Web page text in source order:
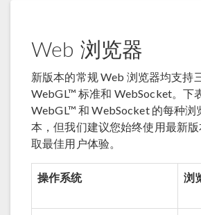
Web 浏览器
新版本的常规 Web 浏览器均支持
WebGL™ 标准和 WebSocket。下
WebGL™ 和 WebSocket 的每种浏
本，但我们建议您始终使用最新
取最佳用户体验。
操作系统 浏